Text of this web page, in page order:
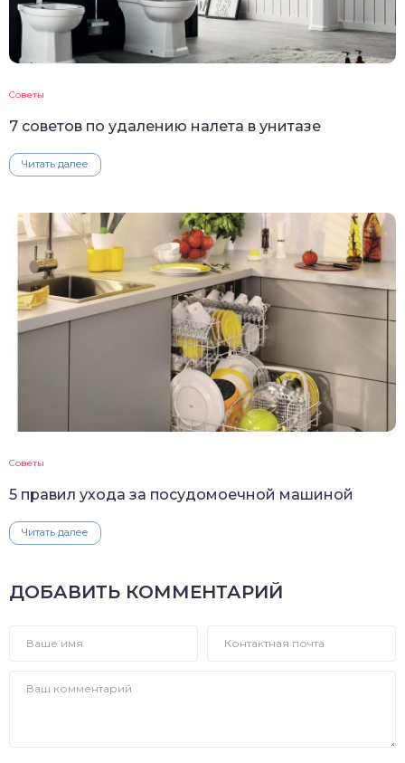
Советы
7 советов по удалению налета в унитазе
Читать далее
Советы
5 правил ухода за посудомоечной машиной
Читать далее
ДОБАВИТЬ КОММЕНТАРИЙ